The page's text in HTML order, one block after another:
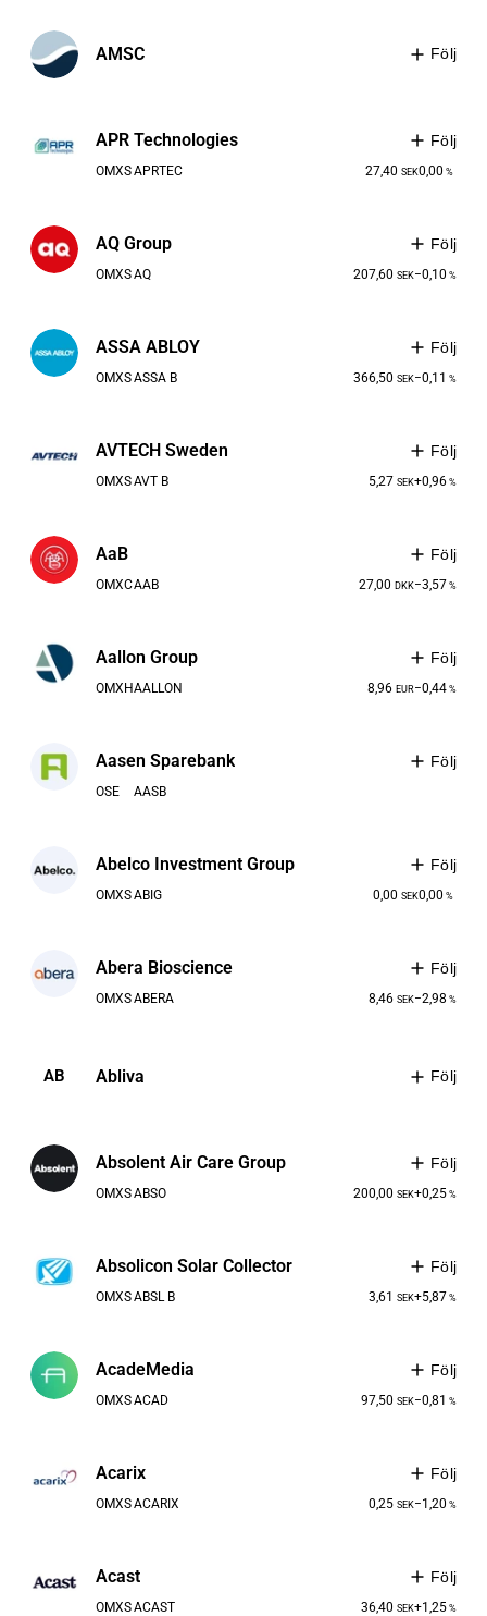
AMSC Följ
APR Technologies Följ
OMXSAPRTEC 27,40 SEK0,00 %
AQ Group Följ
OMXSAQ 207,60 SEK−0,10 %
ASSA ABLOY Följ
OMXSASSA B 366,50 SEK−0,11 %
AVTECH Sweden Följ
OMXSAVT B 5,27 SEK+0,96 %
AaB Följ
OMXCAAB 27,00 DKK−3,57 %
Aallon Group Följ
OMXHAALLON 8,96 EUR −0,44 %
Aasen Sparebank Följ
OSE AASB
Abelco Investment Group Följ
OMXSABIG 0,00 SEK0,00 %
Abera Bioscience Följ
OMXSABERA 8,46 SEK−2,98 %
AB Abliva Följ
Absolent Air Care Group Följ
OMXSABSO 200,00 SEK+0,25 %
Absolicon Solar Collector Följ
OMXSABSL B 3,61 SEK+5,87 %
AcadeMedia Följ
OMXSACAD 97,50 SEK−0,81 %
Acarix Följ
OMXSACARIX 0,25 SEK−1,20 %
Acast Följ
OMXSACAST 36,40 SEK+1,25 %